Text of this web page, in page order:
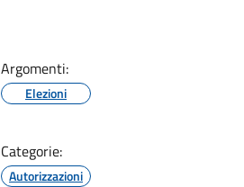
Argomenti:
Elezioni
Categorie:
Autorizzazioni